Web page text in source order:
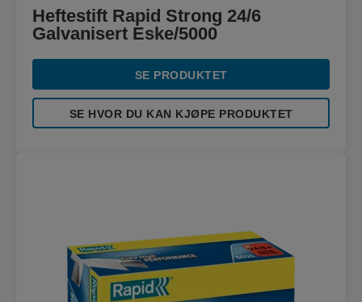
Heftestift Rapid Strong 24/6
Galvanisert Eske/5000
SE PRODUKTET
SE HVOR DU KAN KJØPE PRODUKTET